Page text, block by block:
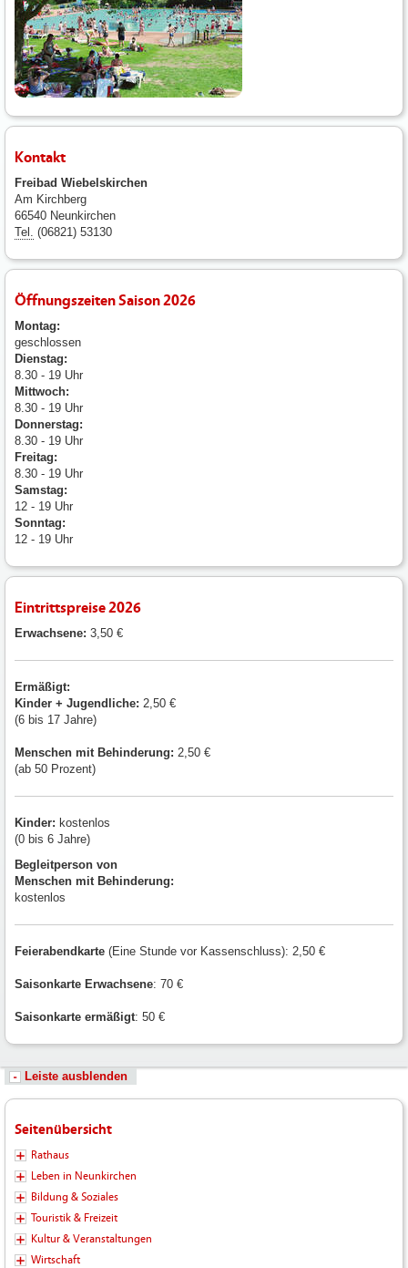
Kontakt
Freibad Wiebelskirchen
Am Kirchberg
66540 Neunkirchen
Tel. (06821) 53130
Öffnungszeiten Saison 2026
Montag:
geschlossen
Dienstag:
8.30 - 19 Uhr
Mittwoch:
8.30 - 19 Uhr
Donnerstag:
8.30 - 19 Uhr
Freitag:
8.30 - 19 Uhr
Samstag:
12 - 19 Uhr
Sonntag:
12 - 19 Uhr
Eintrittspreise 2026
Erwachsene: 3,50 €
Ermäßigt:
Kinder + Jugendliche: 2,50 €
(6 bis 17 Jahre)
Menschen mitBehinderung: 2,50 €
(ab 50 Prozent)
Kinder: kostenlos
(0 bis 6 Jahre)
Begleitperson von
Menschen mit Behinderung:
kostenlos
Feierabendkarte (Eine Stunde vor Kassenschluss): 2,50 €
Saisonkarte Erwachsene: 70 €
Saisonkarte ermäßigt: 50 €
Leiste ausblenden
Seitenübersicht
Rathaus
Leben in Neunkirchen
Bildung & Soziales
Touristik & Freizeit
Kultur & Veranstaltungen
Wirtschaft